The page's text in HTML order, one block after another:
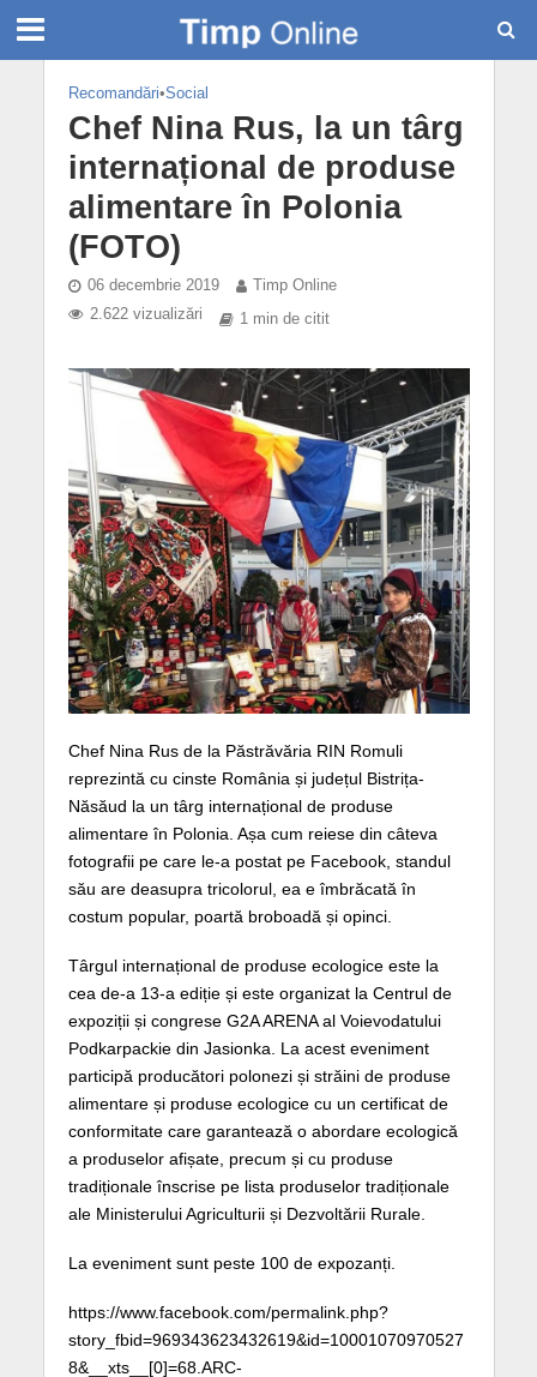
Recomandări•Social
Chef Nina Rus, la un târg
internațional de produse
alimentare în Polonia
(FOTO)
06 decembrie 2019
Timp Online
2.622 vizualizări
1 min de citit
Chef Nina Rus de la Păstrăvăria RIN Romuli
reprezintă cu cinste România și județul Bistrița-
Năsăud la un târg internațional de produse
alimentare în Polonia. Așa cum reiese din câteva
fotografii pe care le-a postat pe Facebook, standul
său are deasupra tricolorul, ea e îmbrăcată în
costum popular, poartă broboadă și opinci.
Târgul internațional de produse ecologice este la
cea de-a 13-a ediție și este organizat la Centrul de
expoziții și congrese G2A ARENA al Voievodatului
Podkarpackie din Jasionka. La acest eveniment
participă producători polonezi și străini de produse
alimentare și produse ecologice cu un certificat de
conformitate care garantează o abordare ecologică
a produselor afișate, precum și cu produse
tradiționale înscrise pe lista produselor tradiționale
ale Ministerului Agriculturii și Dezvoltării Rurale.
La eveniment sunt peste 100 de expozanți.
https://www.facebook.com/permalink.php?
story_fbid=969343623432619&id=10001070970527
8&__xts__[0]=68.ARC-